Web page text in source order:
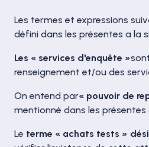
Les termes et expressions
défini dans les présentes a la
Les « services d'enquête »
renseignement et/ou des
On entend par« pouvoir de
mentionné dans les
Le terme « achats tests »